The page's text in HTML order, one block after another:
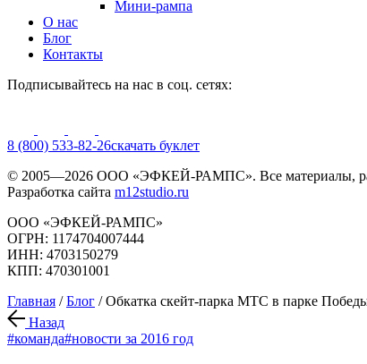
Мини-рампа
О нас
Блог
Контакты
Подписывайтесь на нас в соц. сетях:
8 (800) 533-82-26cкачать буклет
© 2005—2026 ООО «ЭФКЕЙ-РАМПС». Все материалы,
Разработка сайта m12studio.ru
ООО «ЭФКЕЙ-РАМПС»
ОГРН: 1174704007444
ИНН: 4703150279
КПП: 470301001
Главная /Блог /Обкатка скейт-парка МТС в парке
Назад
#команда#новости за 2016 год